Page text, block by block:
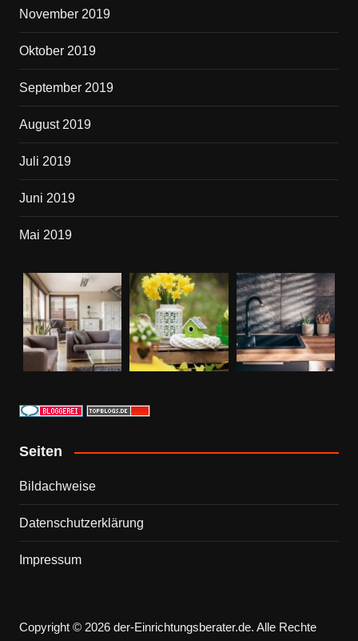
November 2019
Oktober 2019
September 2019
August 2019
Juli 2019
Juni 2019
Mai 2019
Seiten
Bildachweise
Datenschutzerklärung
Impressum
Copyright © 2026 der-Einrichtungsberater.de. Alle Rechte